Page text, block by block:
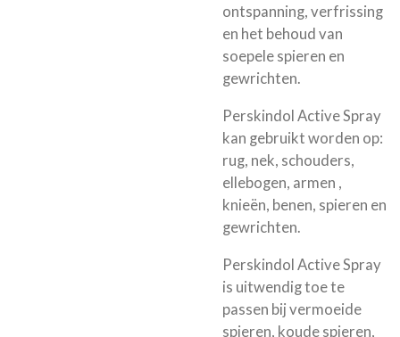
ontspanning, verfrissing
en het behoud van
soepele spieren en
gewrichten.
Perskindol Active Spray
kan gebruikt worden op:
rug, nek, schouders,
ellebogen, armen ,
knieën, benen, spieren en
gewrichten.
Perskindol Active Spray
is uitwendig toe te
passen bij vermoeide
spieren, koude spieren,